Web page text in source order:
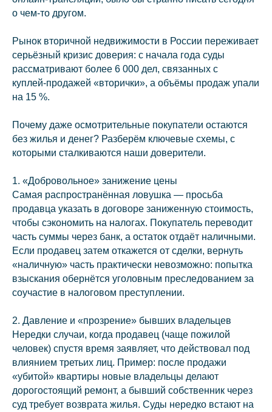
о чем-то другом.
Рынок вторичной недвижимости в России переживает
серьёзный кризис доверия: с начала года суды
рассматривают более 6 000 дел, связанных с
куплей‑продажей «вторички», а объёмы продаж упали
на 15 %.
Почему даже осмотрительные покупатели остаются
без жилья и денег? Разберём ключевые схемы, с
которыми сталкиваются наши доверители.
1. «Добровольное» занижение цены
Самая распространённая ловушка — просьба
продавца указать в договоре заниженную стоимость,
чтобы сэкономить на налогах. Покупатель переводит
часть суммы через банк, а остаток отдаёт наличными.
Если продавец затем откажется от сделки, вернуть
«наличную» часть практически невозможно: попытка
взыскания обернётся уголовным преследованием за
соучастие в налоговом преступлении.
2. Давление и «прозрение» бывших владельцев
Нередки случаи, когда продавец (чаще пожилой
человек) спустя время заявляет, что действовал под
влиянием третьих лиц. Пример: после продажи
«убитой» квартиры новые владельцы делают
дорогостоящий ремонт, а бывший собственник через
суд требует возврата жилья. Суды нередко встают на